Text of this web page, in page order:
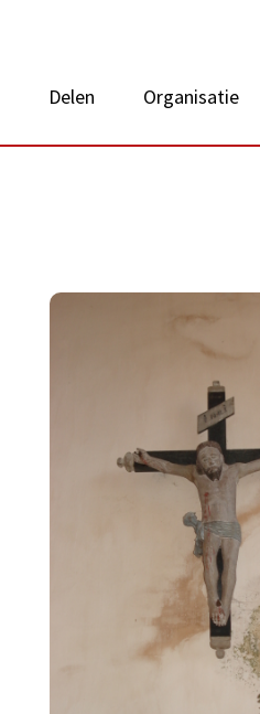
Delen Organisatie